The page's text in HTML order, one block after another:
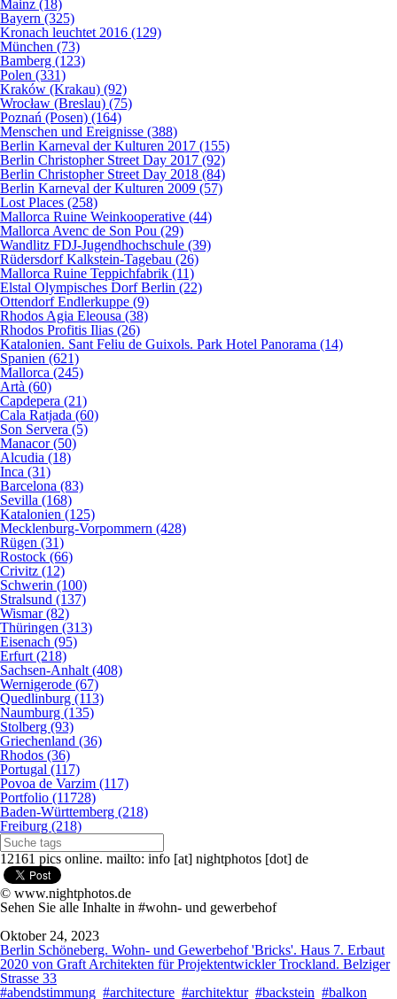
Mainz (18)
Bayern (325)
Kronach leuchtet 2016 (129)
München (73)
Bamberg (123)
Polen (331)
Kraków (Krakau) (92)
Wrocław (Breslau) (75)
Poznań (Posen) (164)
Menschen und Ereignisse (388)
Berlin Karneval der Kulturen 2017 (155)
Berlin Christopher Street Day 2017 (92)
Berlin Christopher Street Day 2018 (84)
Berlin Karneval der Kulturen 2009 (57)
Lost Places (258)
Mallorca Ruine Weinkooperative (44)
Mallorca Avenc de Son Pou (29)
Wandlitz FDJ-Jugendhochschule (39)
Rüdersdorf Kalkstein-Tagebau (26)
Mallorca Ruine Teppichfabrik (11)
Elstal Olympisches Dorf Berlin (22)
Ottendorf Endlerkuppe (9)
Rhodos Agia Eleousa (38)
Rhodos Profitis Ilias (26)
Katalonien. Sant Feliu de Guixols. Park Hotel Panorama (14)
Spanien (621)
Mallorca (245)
Artà (60)
Capdepera (21)
Cala Ratjada (60)
Son Servera (5)
Manacor (50)
Alcudia (18)
Inca (31)
Barcelona (83)
Sevilla (168)
Katalonien (125)
Mecklenburg-Vorpommern (428)
Rügen (31)
Rostock (66)
Crivitz (12)
Schwerin (100)
Stralsund (137)
Wismar (82)
Thüringen (313)
Eisenach (95)
Erfurt (218)
Sachsen-Anhalt (408)
Wernigerode (67)
Quedlinburg (113)
Naumburg (135)
Stolberg (93)
Griechenland (36)
Rhodos (36)
Portugal (117)
Povoa de Varzim (117)
Portfolio (11728)
Baden-Württemberg (218)
Freiburg (218)
12161 pics online. mailto: info [at] nightphotos [dot] de
© www.nightphotos.de
Sehen Sie alle Inhalte in #wohn- und gewerbehof
Oktober 24, 2023
Berlin Schöneberg. Wohn- und Gewerbehof 'Bricks'. Haus 7. Erbaut
2020 von Graft Architekten für Projektentwickler Trockland. Belziger
Strasse 33
#abendstimmung #architecture #architektur #backstein #balkon